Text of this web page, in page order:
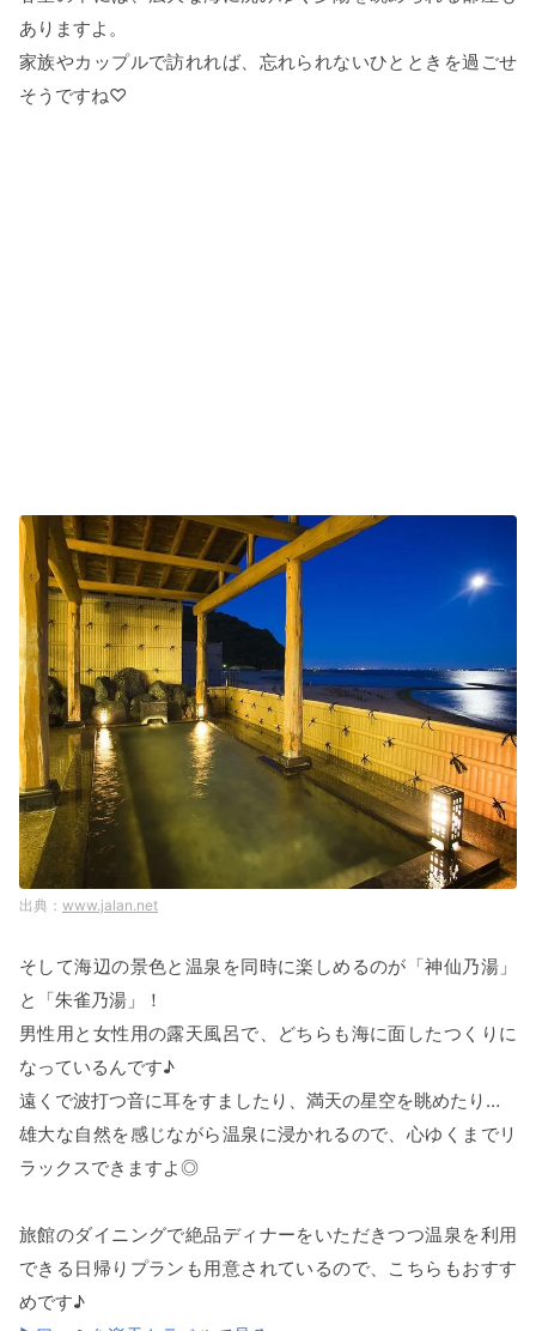
ありますよ。
家族やカップルで訪れれば、忘れられないひとときを過ごせ
そうですね♡
www.jalan.net
そして海辺の景色と温泉を同時に楽しめるのが「神仙乃湯」
と「朱雀乃湯」！
男性用と女性用の露天風呂で、どちらも海に面したつくりに
なっているんです♪
遠くで波打つ音に耳をすましたり、満天の星空を眺めたり…
雄大な自然を感じながら温泉に浸かれるので、心ゆくまでリ
ラックスできますよ◎
旅館のダイニングで絶品ディナーをいただきつつ温泉を利用
できる日帰りプランも用意されているので、こちらもおすす
めです♪